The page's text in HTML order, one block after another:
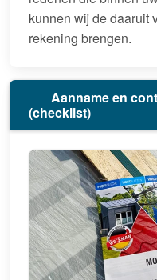
kunnen wij de daaruit
rekening brengen.
Aanname en
(checklist)